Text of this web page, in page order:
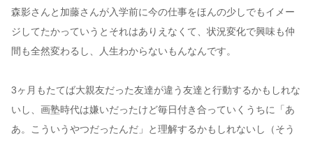
森影さんと加藤さんが入学前に今の仕事をほんの少しでもイメー
ジしてたかっていうとそれはありえなくて、状況変化で興味も仲
間も全然変わるし、人生わからないもんなんです。
3ヶ月もたてば大親友だった友達が違う友達と行動するかもしれな
いし、画塾時代は嫌いだったけど毎日付き合っていくうちに「あ
あ。こういうやつだったんだ」と理解するかもしれないし（そう